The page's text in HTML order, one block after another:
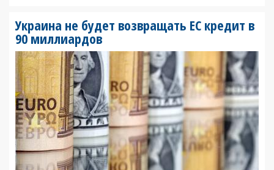
Украина не будет возвращать ЕС кредит в
90 миллиардов